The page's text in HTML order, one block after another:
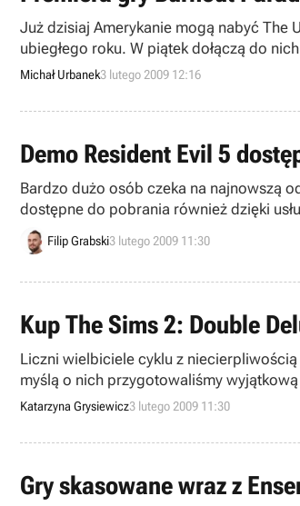
Już dzisiaj Amerykanie mogą nabyć The
ubiegłego roku. W piątek dołączą do
Michał Urbanek3 lutego 2009 12:16
Demo Resident Evil 5
Bardzo dużo osób czeka na najnowszą
dostępne do pobrania również dzięki
Filip Grabski3 lutego 2009 11:30
Kup The Sims 2: Double
Liczni wielbiciele cyklu z niecierpliwością
myślą o nich przygotowaliśmy
Katarzyna Grysiewicz3 lutego 2009 11:30
Gry skasowane wraz z